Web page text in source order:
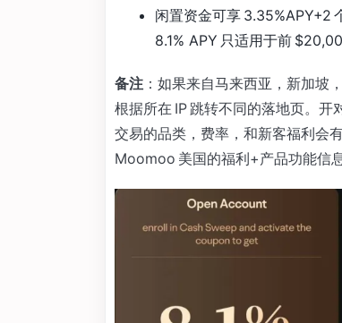
闲置资金可享 3.35%APY+2
8.1% APY 只适用于前
备注 ：如果来自马来西亚，新加坡
根据所在 IP 跳转不同的落地页。
交易的品类，费率，和新客福利会
Moomoo 美国的福利+产品功能信